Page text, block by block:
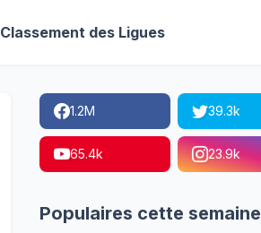
Classement des Ligues
1.2M 39.3k
65.4k 23.9k
Populaires cette semaine